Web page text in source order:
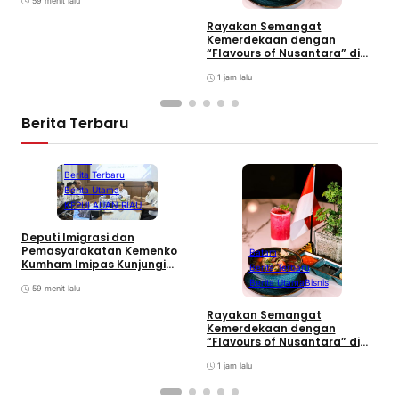
Rayakan Semangat
Kemerdekaan dengan
“Flavours of Nusantara” di
Centre
1 jam lalu
Berita Terbaru
Berita Terbaru
Berita Utama
KEPULAUAN RIAU
Deputi Imigrasi dan
Pemasyarakatan Kemenko
Kumham Imipas Kunjungi
Overstaying dan KUHP Baru
59 menit lalu
Batam
Berita Terbaru
Berita UtamaBisnis
Rayakan Semangat
Kemerdekaan dengan
“Flavours of Nusantara” di
Centre
1 jam lalu